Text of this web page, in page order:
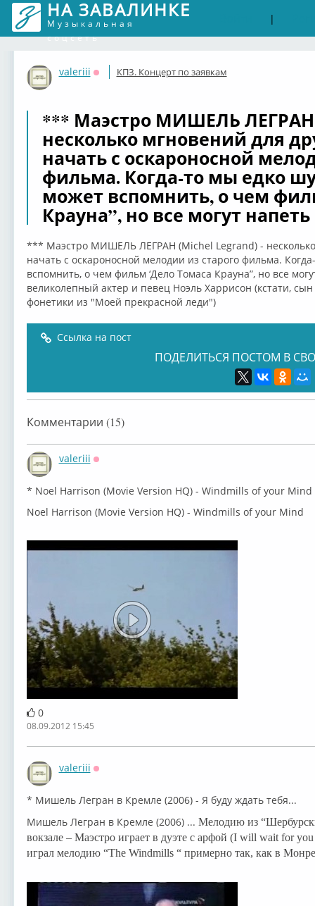
НА ЗАВАЛИНКЕ
Музыкальная
соцсеть
|
valeriii
Оффлайн
КПЗ. Концерт по заявкам
*** Маэстро МИШЕЛЬ ЛЕГРАН
несколько мгновений для
начать с оскароносной
фильма. Когда-то мы едко
может вспомнить, о чем
Крауна”, но все могут
*** Маэстро МИШЕЛЬ ЛЕГРАН (Michel Legrand) -
начать с оскароносной мелодии из старого фильма.
вспомнить, о чем фильм ‘Дело Томаса Крауна”, но все
великолепный актер и певец Ноэль Харрисон (кстати,
фонетики из "Моей прекрасной леди")
Ссылка на пост
ПОДЕЛИТЬСЯ ПОСТОМ В
Комментарии (15)
valeriii
* Noel Harrison (Movie Version HQ) - Windmills of your Mind
Noel Harrison (Movie Version HQ) - Windmills of your Mind
0
08.09.2012 15:45
valeriii
* Мишель Легран в Кремле (2006) - Я буду ждать тебя...
Мишель Легран в Кремле (2006) ... Мелодию из
вокзале – Маэстро играет в дуэте с арфой (I will wait for you
играл мелодию “The Windmills “ примерно так, как в